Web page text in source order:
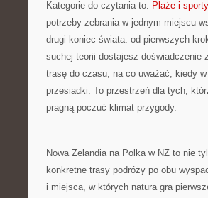
Kategorie do czytania to: Plaże i
potrzeby zebrania w jednym miejscu
drugi koniec świata: od pierwszych
suchej teorii dostajesz doświadczenie
trasę do czasu, na co uważać, kiedy
przesiadki. To przestrzeń dla tych,
pragną poczuć klimat przygody.
Nowa Zelandia na Polka w NZ to nie
konkretne trasy podróży po obu
i miejsca, w których natura gra